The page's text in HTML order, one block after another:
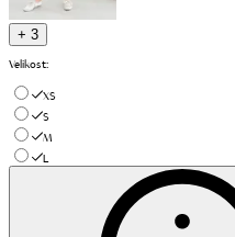
+ 3
Velikost:
XS
S
M
L